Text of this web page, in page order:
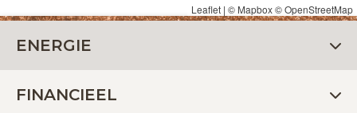
Leaflet | © Mapbox©OpenStreetMap
ENERGIE
FINANCIEEL